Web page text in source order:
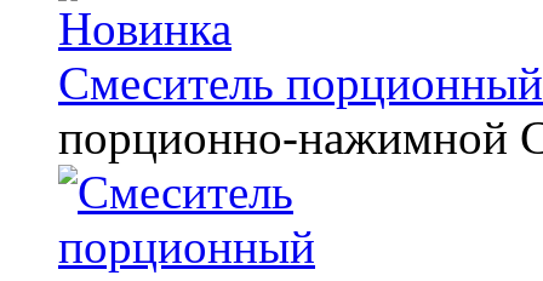
Смеситель
порционно-нажимной